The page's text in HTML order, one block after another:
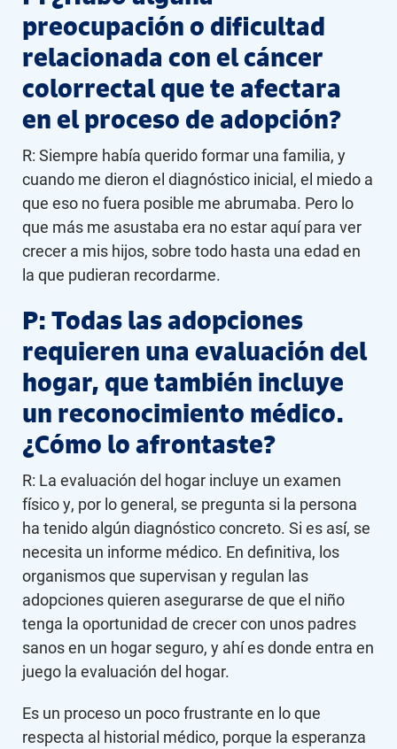
preocupación o dificultad
relacionada con el cáncer
colorrectal que te afectara
en el proceso de adopción?
R: Siempre había querido formar una familia, y
cuando me dieron el diagnóstico inicial, el miedo a
que eso no fuera posible me abrumaba. Pero lo
que más me asustaba era no estar aquí para ver
crecer a mis hijos, sobre todo hasta una edad en
la que pudieran recordarme.
P: Todas las adopciones
requieren una evaluación del
hogar, que también incluye
un reconocimiento médico.
¿Cómo lo afrontaste?
R: La evaluación del hogar incluye un examen
físico y, por lo general, se pregunta si la persona
ha tenido algún diagnóstico concreto. Si es así, se
necesita un informe médico. En definitiva, los
organismos que supervisan y regulan las
adopciones quieren asegurarse de que el niño
tenga la oportunidad de crecer con unos padres
sanos en un hogar seguro, y ahí es donde entra en
juego la evaluación del hogar.
Es un proceso un poco frustrante en lo que
respecta al historial médico, porque la esperanza